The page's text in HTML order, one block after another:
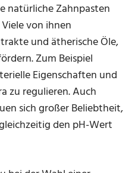
natürliche Zahnpasten
von ihnen
und ätherische Öle,
Zum Beispiel
Eigenschaften und
zu regulieren. Auch
sich großer Beliebtheit,
den pH-Wert